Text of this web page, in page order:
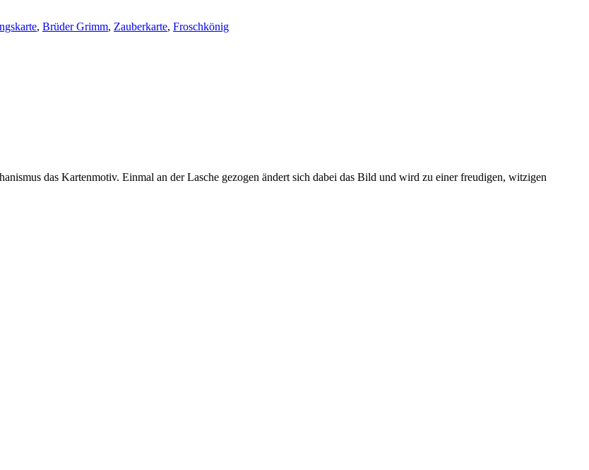
, Brüder Grimm, Zauberkarte, Froschkönig
das Kartenmotiv. Einmal an der Lasche gezogen ändert sich dabei das Bild und wird zu einer freudigen, witzigen